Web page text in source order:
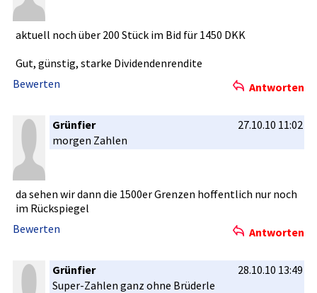
aktuell noch über 200 Stück im Bid für 1450 DKK
Gut, günstig, starke Dividenden­rendite
Bewerten
Antworten
Grünfier
27.10.10 11:02
morgen Zahlen
da sehen wir dann die 1500er Grenzen hoffentlic­h nur noch
im Rückspiege­l
Bewerten
Antworten
Grünfier
28.10.10 13:49
Super-Zahl­en ganz ohne Brüderle